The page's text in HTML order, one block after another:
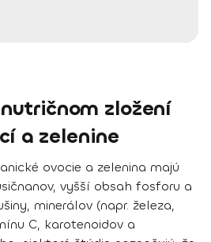
zložení
a zelenine
ovocie a zelenina majú
vyšší obsah fosforu a
minerálov (napr. železa,
C, karotenoidov a